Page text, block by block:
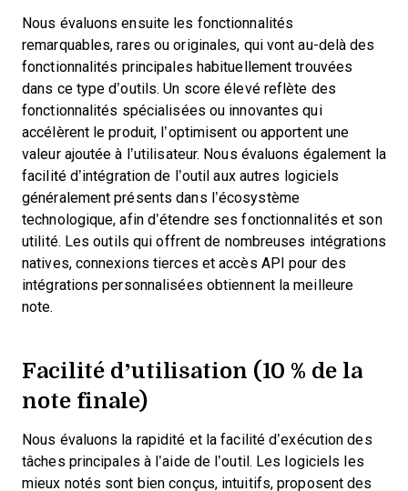
Nous évaluons ensuite les fonctionnalités
remarquables, rares ou originales, qui vont au-delà des
fonctionnalités principales habituellement trouvées
dans ce type d’outils. Un score élevé reflète des
fonctionnalités spécialisées ou innovantes qui
accélèrent le produit, l’optimisent ou apportent une
valeur ajoutée à l’utilisateur. Nous évaluons également la
facilité d’intégration de l’outil aux autres logiciels
généralement présents dans l’écosystème
technologique, afin d’étendre ses fonctionnalités et son
utilité. Les outils qui offrent de nombreuses intégrations
natives, connexions tierces et accès API pour des
intégrations personnalisées obtiennent la meilleure
note.
Facilité d’utilisation (10 % de la
note finale)
Nous évaluons la rapidité et la facilité d’exécution des
tâches principales à l’aide de l’outil. Les logiciels les
mieux notés sont bien conçus, intuitifs, proposent des